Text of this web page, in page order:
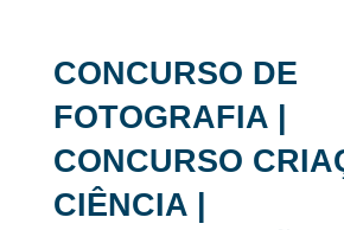
CONCURSO DE
FOTOGRAFIA |
CONCURSO
CIÊNCIA |